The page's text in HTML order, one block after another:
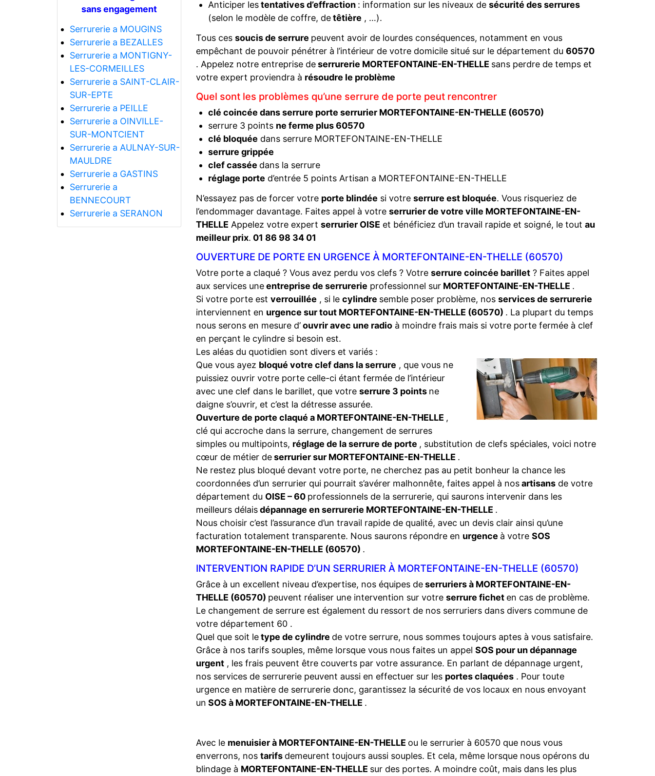
sans engagement
Serrurerie a MOUGINS
Serrurerie a BEZALLES
Serrurerie a MONTIGNY-
LES-CORMEILLES
Serrurerie a SAINT-CLAIR-
SUR-EPTE
Serrurerie a PEILLE
Serrurerie a OINVILLE-
SUR-MONTCIENT
Serrurerie a AULNAY-SUR-
MAULDRE
Serrurerie a GASTINS
Serrurerie a
BENNECOURT
Serrurerie a SERANON
Anticiper lestentatives d’effraction : information sur les niveaux de sécurité des serrures
(selon le modèle de coffre, detêtière , …).
Tous ces soucis de serrure peuvent avoir de lourdes conséquences, notamment en vous
empêchant de pouvoir pénétrer à l’intérieur de votre domicile situé sur le département du 60570
. Appelez notre entreprise deserrurerie MORTEFONTAINE-EN-THELLE sans perdre de temps et
votre expert proviendra à résoudre le problème
Quel sont les problèmes qu’une serrure de porte peut rencontrer
clé coincée dans serrure porte serrurier MORTEFONTAINE-EN-THELLE (60570)
serrure 3 points ne ferme plus 60570
clé bloquée dans serrure MORTEFONTAINE-EN-THELLE
serrure grippée
clef cassée dans la serrure
réglage porte d’entrée 5 points Artisan a MORTEFONTAINE-EN-THELLE
N’essayez pas de forcer votre porte blindée si votre serrure est bloquée. Vous risqueriez de
l’endommager davantage. Faites appel à votre serrurier de votre ville MORTEFONTAINE-EN-
THELLE Appelez votre expert serrurier OISE et bénéficiez d’un travail rapide et soigné, le tout au
meilleur prix. 01 86 98 34 01
OUVERTURE DE PORTE EN URGENCE À MORTEFONTAINE-EN-THELLE (60570)
Votre porte a claqué ? Vous avez perdu vos clefs ? Votre serrure coincée barillet ? Faites appel
aux services uneentreprise de serrurerie professionnel sur MORTEFONTAINE-EN-THELLE .
Si votre porte est verrouillée , si le cylindre semble poser problème, nos services de serrurerie
interviennent en urgence sur tout MORTEFONTAINE-EN-THELLE (60570) . La plupart du temps
nous serons en mesure d’ouvrir avec une radio à moindre frais mais si votre porte fermée à clef
en perçant le cylindre si besoin est.
Les aléas du quotidien sont divers et variés :
Que vous ayez bloqué votre clef dans la serrure , que vous ne
puissiez ouvrir votre porte celle-ci étant fermée de l’intérieur
avec une clef dans le barillet, que votre serrure 3 points ne
daigne s’ouvrir, et c’est la détresse assurée.
Ouverture de porte claqué a MORTEFONTAINE-EN-THELLE ,
clé qui accroche dans la serrure, changement de serrures
simples ou multipoints, réglage de la serrure de porte , substitution de clefs spéciales, voici notre
cœur de métier deserrurier sur MORTEFONTAINE-EN-THELLE .
Ne restez plus bloqué devant votre porte, ne cherchez pas au petit bonheur la chance les
coordonnées d’un serrurier qui pourrait s’avérer malhonnête, faites appel à nosartisans de votre
département du OISE – 60 professionnels de la serrurerie, qui saurons intervenir dans les
meilleurs délaisdépannage en serrurerie MORTEFONTAINE-EN-THELLE .
Nous choisir c’est l’assurance d’un travail rapide de qualité, avec un devis clair ainsi qu’une
facturation totalement transparente. Nous saurons répondre en urgence à votre SOS
MORTEFONTAINE-EN-THELLE (60570) .
INTERVENTION RAPIDE D’UN SERRURIER À MORTEFONTAINE-EN-THELLE (60570)
Grâce à un excellent niveau d’expertise, nos équipes deserruriers à MORTEFONTAINE-EN-
THELLE (60570) peuvent réaliser une intervention sur votre serrure fichet en cas de problème.
Le changement de serrure est également du ressort de nos serruriers dans divers commune de
votre département 60 .
Quel que soit letype de cylindre de votre serrure, nous sommes toujours aptes à vous satisfaire.
Grâce à nos tarifs souples, même lorsque vous nous faites un appel SOS pour un dépannage
urgent , les frais peuvent être couverts par votre assurance. En parlant de dépannage urgent,
nos services de serrurerie peuvent aussi en effectuer sur les portes claquées . Pour toute
urgence en matière de serrurerie donc, garantissez la sécurité de vos locaux en nous envoyant
un SOS à MORTEFONTAINE-EN-THELLE .
Avec le menuisier à MORTEFONTAINE-EN-THELLE ou le serrurier à 60570 que nous vous
enverrons, nos tarifs demeurent toujours aussi souples. Et cela, même lorsque nous opérons du
blindage à MORTEFONTAINE-EN-THELLE sur des portes. A moindre coût, mais dans les plus